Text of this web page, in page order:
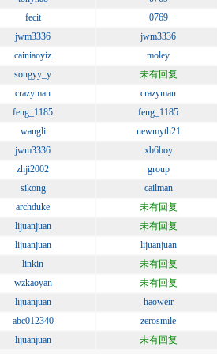
fecit
0769
jwm3336
jwm3336
cainiaoyiz
moley
songyy_y
未有回复
crazyman
crazyman
feng_1185
feng_1185
wangli
newmyth21
jwm3336
xb6boy
zhji2002
group
sikong
cailman
archduke
未有回复
lijuanjuan
未有回复
lijuanjuan
lijuanjuan
linkin
未有回复
wzkaoyan
未有回复
lijuanjuan
haoweir
abc012340
zerosmile
lijuanjuan
未有回复